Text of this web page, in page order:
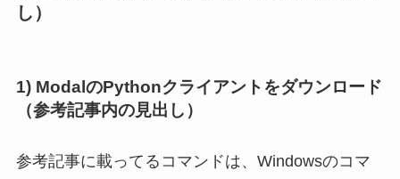
し）
1) ModalのPythonクライアントをダウンロード
（参考記事内の見出し）
参考記事に載ってるコマンドは、Windowsのコマ